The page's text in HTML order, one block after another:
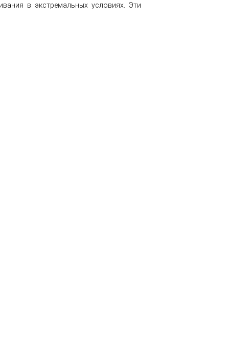
в экстремальных условиях. Эти